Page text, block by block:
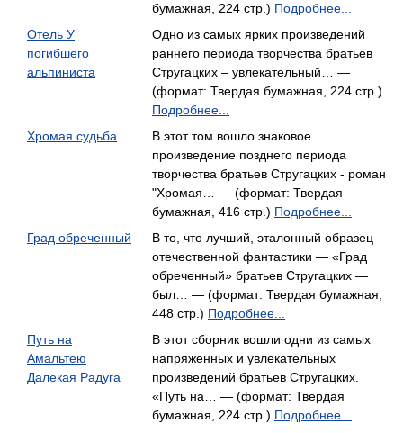
бумажная, 224 стр.) Подробнее...
Отель У
погибшего
альпиниста
Одно из самых ярких произведений
раннего периода творчества братьев
Стругацких – увлекательный… —
(формат: Твердая бумажная, 224 стр.)
Подробнее...
Хромая судьба
В этот том вошло знаковое
произведение позднего периода
творчества братьев Стругацких - роман
"Хромая… — (формат: Твердая
бумажная, 416 стр.) Подробнее...
Град обреченный
В то, что лучший, эталонный образец
отечественной фантастики — «Град
обреченный» братьев Стругацких —
был… — (формат: Твердая бумажная,
448 стр.) Подробнее...
Путь на
Амальтею
Далекая Радуга
В этот сборник вошли одни из самых
напряженных и увлекательных
произведений братьев Стругацких.
«Путь на… — (формат: Твердая
бумажная, 224 стр.) Подробнее...